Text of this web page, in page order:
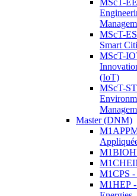
MScT-
MScT-
Smart
MScT-
(IoT)
MScT-
Master (DNM)
M1CPS -
M1HEP -